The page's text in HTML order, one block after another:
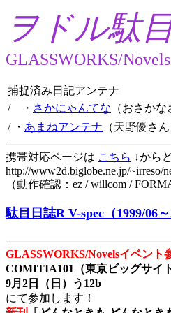
ヲドル駄
GLASSWORKS/Novels
捕捉済み日記アンテナ
/ ・ さかにゃんてな （おさかな
/ ・ あまねアンテナ （天野優さん
携帯対応ページは こちら ↓から
http://www2d.biglobe.ne.jp/~irreso/
（動作確認：ez / willcom /
駄目日誌R V-spec（1999/06～
GLASSWORKS/Novelsイベント
COMITIA101（東京ビッグサイト
9月2日（日）う12b
にて参加します！